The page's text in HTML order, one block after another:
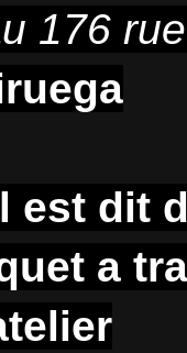
176
est dit
a